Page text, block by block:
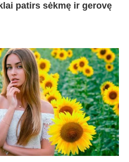
patirs sėkmę ir gerovę